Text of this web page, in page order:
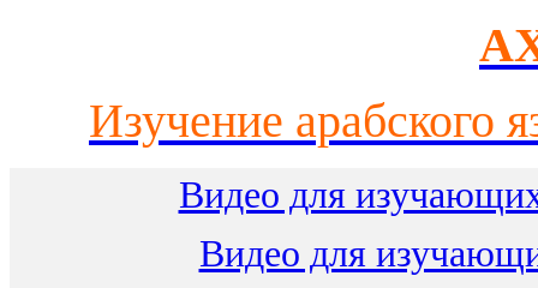
Изучение арабского
Видео для
Видео для